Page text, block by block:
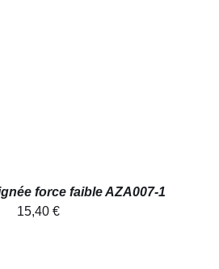
force faible AZA007-1
15,40 €